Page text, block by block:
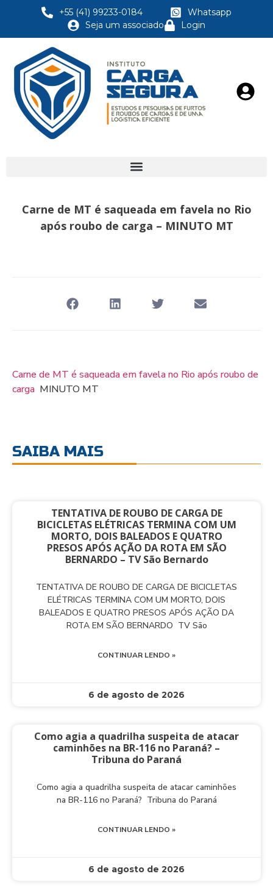
+55 (41) 99233-0184
Whatsapp
Seja um associado
Login
Carne de MT é saqueada em favela no Rio
após roubo de carga – MINUTO MT
Carne de MT é saqueada em favela no Rio após roubo de
carga MINUTO MT
SAIBA MAIS
TENTATIVA DE ROUBO DE CARGA DE
BICICLETAS ELÉTRICAS TERMINA COM UM
MORTO, DOIS BALEADOS E QUATRO
PRESOS APÓS AÇÃO DA ROTA EM SÃO
BERNARDO – TV São Bernardo
TENTATIVA DE ROUBO DE CARGA DE BICICLETAS
ELÉTRICAS TERMINA COM UM MORTO, DOIS
BALEADOS E QUATRO PRESOS APÓS AÇÃO DA
ROTA EM SÃO BERNARDO TV São
CONTINUAR LENDO »
6 de agosto de 2026
Como agia a quadrilha suspeita de atacar
caminhões na BR-116 no Paraná? –
Tribuna do Paraná
Como agia a quadrilha suspeita de atacar caminhões
na BR-116 no Paraná? Tribuna do Paraná
CONTINUAR LENDO »
6 de agosto de 2026